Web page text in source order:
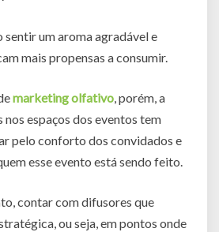
sentir um aroma agradável e
mais propensas a consumir.
marketing olfativo, porém, a
espaços dos eventos tem
pelo conforto dos convidados e
esse evento está sendo feito.
contar com difusores que
ou seja, em pontos onde